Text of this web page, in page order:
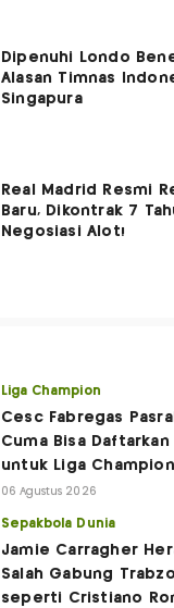
Dipenuhi Londo
Alasan Timnas
Singapura
Real Madrid Resmi
Baru, Dikontrak 7
Negosiasi Alot!
Liga Champion
Cesc Fabregas
Cuma Bisa Daftarkan
untuk Liga
06 Agustus 2026
Sepakbola Dunia
Jamie Carragher
Salah Gabung
seperti Cristiano